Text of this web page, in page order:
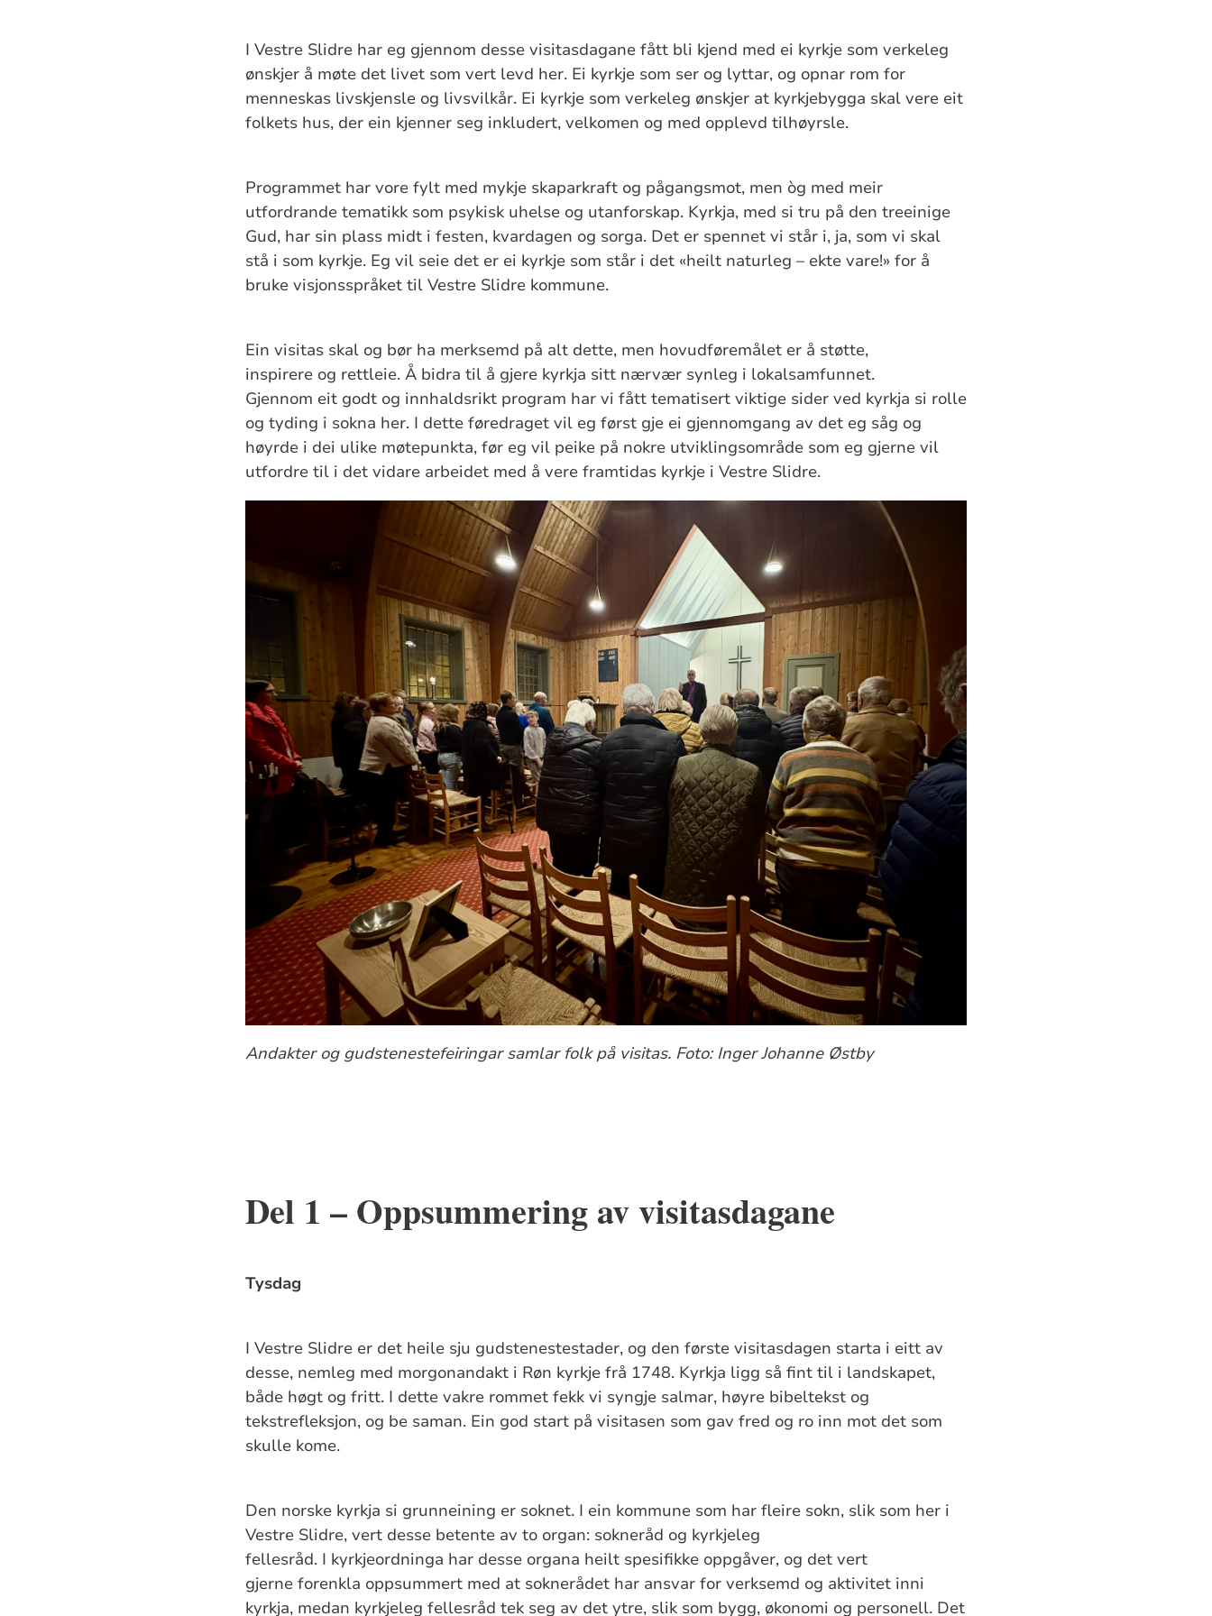
I Vestre Slidre har eg gjennom desse visitasdagane fått bli kjend med ei kyrkje som verkeleg
ønskjer å møte det livet som vert levd her. Ei kyrkje som ser og lyttar, og opnar rom for
menneskas livskjensle og livsvilkår. Ei kyrkje som verkeleg ønskjer at kyrkjebygga skal vere eit
folkets hus, der ein kjenner seg inkludert, velkomen og med opplevd tilhøyrsle.
Programmet har vore fylt med mykje skaparkraft og pågangsmot, men òg med meir
utfordrande tematikk som psykisk uhelse og utanforskap. Kyrkja, med si tru på den treeinige
Gud, har sin plass midt i festen, kvardagen og sorga. Det er spennet vi står i, ja, som vi skal
stå i som kyrkje. Eg vil seie det er ei kyrkje som står i det «heilt naturleg – ekte vare!» for å
bruke visjonsspråket til Vestre Slidre kommune.
Ein visitas skal og bør ha merksemd på alt dette, men hovudføremålet er å støtte,
inspirere og rettleie. Å bidra til å gjere kyrkja sitt nærvær synleg i lokalsamfunnet.
Gjennom eit godt og innhaldsrikt program har vi fått tematisert viktige sider ved kyrkja si rolle
og tyding i sokna her. I dette føredraget vil eg først gje ei gjennomgang av det eg såg og
høyrde i dei ulike møtepunkta, før eg vil peike på nokre utviklingsområde som eg gjerne vil
utfordre til i det vidare arbeidet med å vere framtidas kyrkje i Vestre Slidre.
Andakter og gudstenestefeiringar samlar folk på visitas. Foto: Inger Johanne Østby
Del 1 – Oppsummering av visitasdagane
Tysdag
I Vestre Slidre er det heile sju gudstenestestader, og den første visitasdagen starta i eitt av
desse, nemleg med morgonandakt i Røn kyrkje frå 1748. Kyrkja ligg så fint til i landskapet,
både høgt og fritt. I dette vakre rommet fekk vi syngje salmar, høyre bibeltekst og
tekstrefleksjon, og be saman. Ein god start på visitasen som gav fred og ro inn mot det som
skulle kome.
Den norske kyrkja si grunneining er soknet. I ein kommune som har fleire sokn, slik som her i
Vestre Slidre, vert desse betente av to organ: sokneråd og kyrkjeleg
fellesråd. I kyrkjeordninga har desse organa heilt spesifikke oppgåver, og det vert
gjerne forenkla oppsummert med at soknerådet har ansvar for verksemd og aktivitet inni
kyrkja, medan kyrkjeleg fellesråd tek seg av det ytre, slik som bygg, økonomi og personell. Det